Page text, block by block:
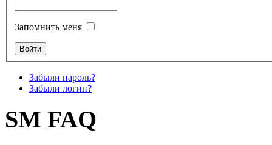
Запомнить меня
Забыли пароль?
Забыли логин?
SM FAQ